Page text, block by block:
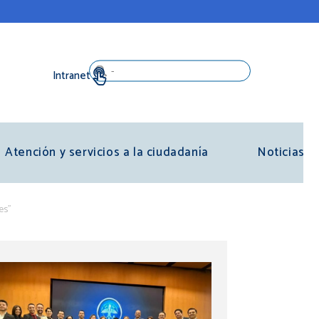
Atención y servicios a la ciudadanía Noticias